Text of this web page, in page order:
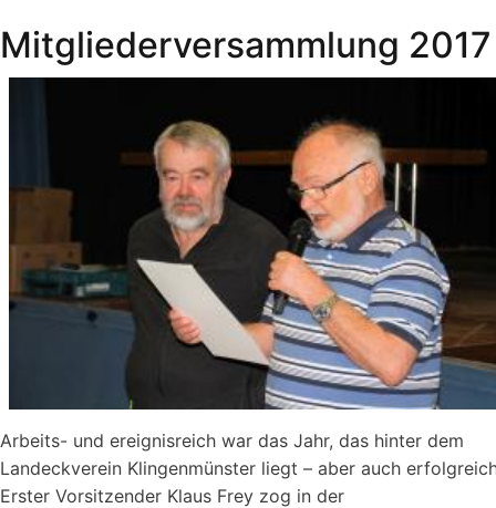
Mitgliederversammlung 2017
Arbeits- und ereignisreich war das Jahr, das hinter dem
Landeckverein Klingenmünster liegt – aber auch
Erster Vorsitzender Klaus Frey zog in der